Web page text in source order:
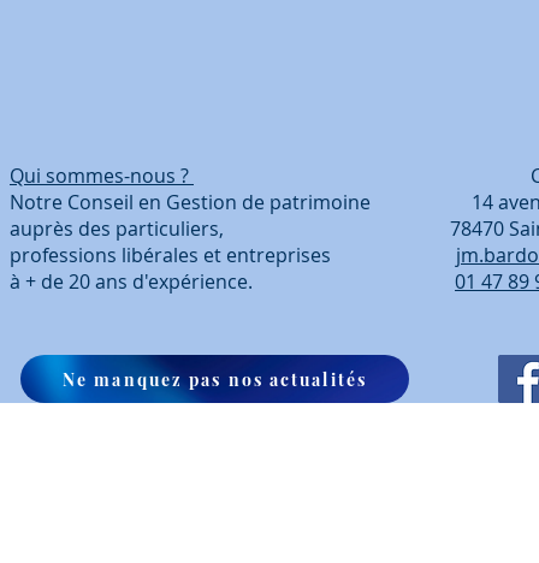
Qui sommes-nous ?
Notre Conseil en Gestion de patrimoine 14
auprès des particuliers, 78470 Saint-
professions libérales et entreprises
à + de 20 ans d'expérience. 01 47 89
Ne manquez pas nos actualités